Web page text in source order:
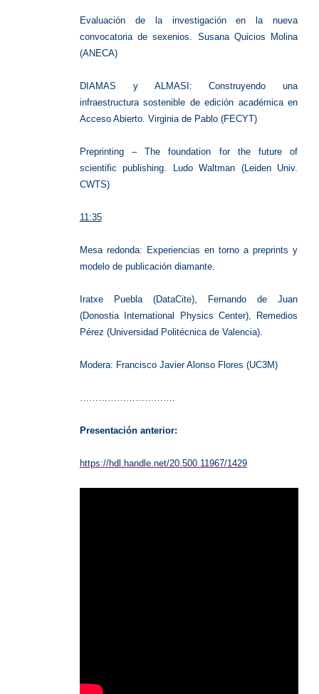
Evaluación de la investigación en la nueva
convocatoria de sexenios. Susana Quicios Molina
(ANECA)
DIAMAS y ALMASI: Construyendo una
infraestructura sostenible de edición académica en
Acceso Abierto. Virginia de Pablo (FECYT)
Preprinting – The foundation for the future of
scientific publishing. Ludo Waltman (Leiden Univ.
CWTS)
11:35
Mesa redonda: Experiencias en torno a preprints y
modelo de publicación diamante.
Iratxe Puebla (DataCite), Fernando de Juan
(Donostia International Physics Center), Remedios
Pérez (Universidad Politécnica de Valencia).
Modera: Francisco Javier Alonso Flores (UC3M)
………………………….
Presentación anterior:
https://hdl.handle.net/20.500.11967/1429